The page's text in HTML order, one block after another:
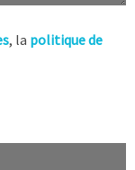
, la politique de